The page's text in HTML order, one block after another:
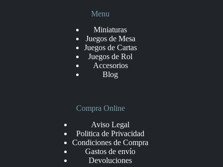
Menu
Miniaturas
Juegos de Mesa
Juegos de Cartas
Juegos de Rol
Accesorios
Blog
Compra Online
Aviso Legal
Politica de Privacidad
Condiciones de Compra
Gastos de envío
Devoluciones